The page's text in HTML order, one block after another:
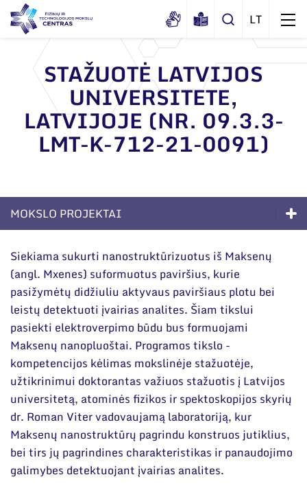
Apie mus
Dokumentai
Sertifikatai ir akreditavimo pažymėjimai
Korupcijos prevencija
Duomenų apsauga
Darbuotojams
Nuorodos
Narystė nacionalinėse ir tarptautinėse
organizacijose bei asociacijose
Struktūra
Administracija
Moksliniai skyriai
Mokslo taryba
Tarptautinė patarėjų taryba
Mokslininkai emeritai
Tinklalaidės
Bendri rekvizitai
Administracija
Darbuotojų kontaktai
STAŽUOTĖ LATVIJOS
UNIVERSITETE,
LATVIJOJE (NR. 09.3.3-
LMT-K-712-21-0091)
MOKSLO PROJEKTAI
Ilgalaikės programos
Moksliniai skyriai
Mokslinės publikacijos
Mokslo projektai
Patentai
Mokslo renginiai
Informacija studentams
Informacija moksleiviams ir mokytojams
Siekiama sukurti nanostruktūrizuotus iš Maksenų
(angl. Mxenes) suformuotus paviršius, kurie
pasižymėtų didžiuliu aktyvaus paviršiaus plotu bei
leistų detektuoti įvairias analites. Šiam tikslui
pasiekti elektroverpimo būdu bus formuojami
Maksenų nanopluoštai. Programos tikslo -
kompetencijos kėlimas mokslinėje stažuotėje,
užtikrinimui doktorantas važiuos stažuotis į Latvijos
universitetą, atominės fizikos ir spektoskopijos skyrių
dr. Roman Viter vadovaujamą laboratoriją, kur
Maksenų nanostruktūrų pagrindu konstruos jutiklius,
bei tirs jų pagrindines charakteristikas ir panaudojimo
galimybes detektuojant įvairias analites.